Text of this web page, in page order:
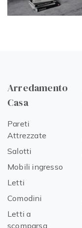
Arredamento
Casa
Pareti
Attrezzate
Salotti
Mobili ingresso
Letti
Comodini
Letti a
scomparsa